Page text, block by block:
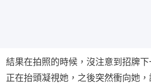
結果在拍照的時候，沒注意到招牌
正在抬頭凝視她，之後突然衝向她